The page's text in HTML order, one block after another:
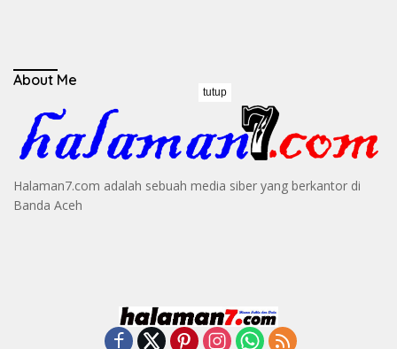
About Me
Halaman7.com adalah sebuah media siber yang berkantor di
Banda Aceh
tutup